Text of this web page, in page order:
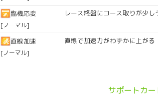
臨機応変
[ノーマル]
レース終盤にコース取りが少し
直線加速
[ノーマル]
直線で加速力がわずかに上がる
サポートカ